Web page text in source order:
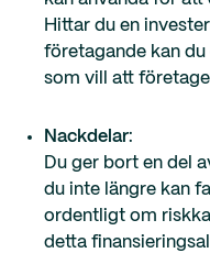
Hittar du en
företagande kan
som vill att
Nackdelar:
Du ger bort en del
du inte längre kan
ordentligt om
detta